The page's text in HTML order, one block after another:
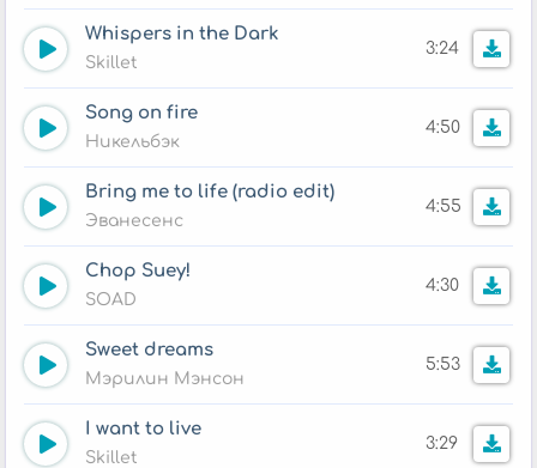
Whispers in the Dark
Skillet
3:24
Song on fire
Никельбэк
4:50
Bring me to life (radio edit)
Эванесенс
4:55
Chop Suey!
SOAD
4:30
Sweet dreams
Мэрилин Мэнсон
5:53
I want to live
Skillet
3:29